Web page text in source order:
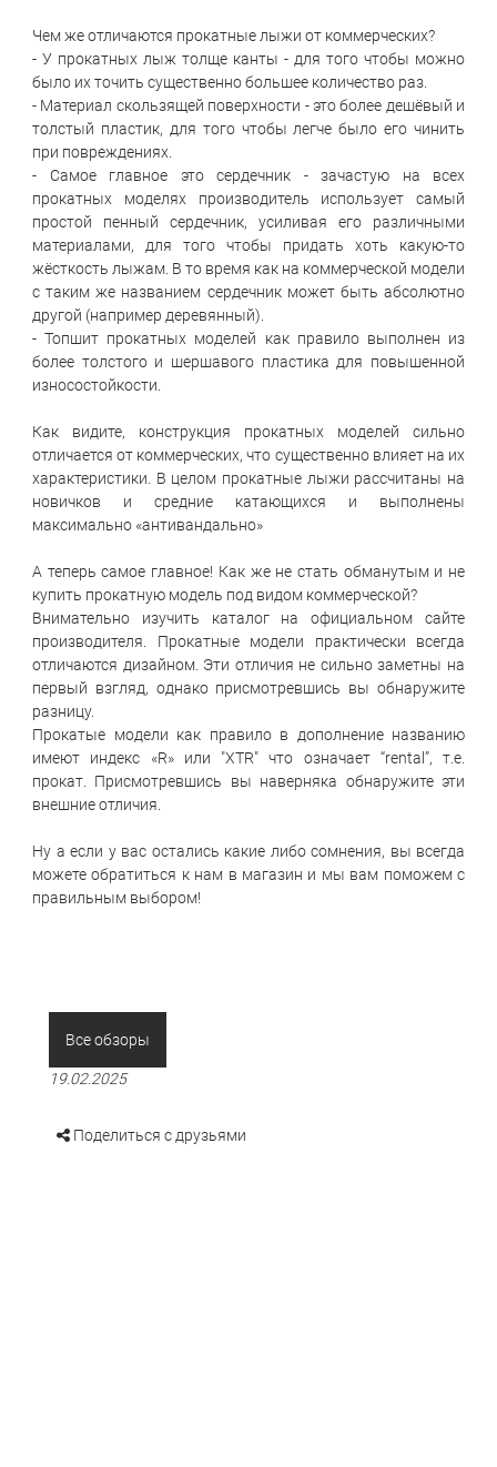
Чем же отличаются прокатные лыжи от коммерческих?
- У прокатных лыж толще канты - для того чтобы можно
было их точить существенно большее количество раз.
- Материал скользящей поверхности - это более дешёвый и
толстый пластик, для того чтобы легче было его чинить
при повреждениях.
- Самое главное это сердечник - зачастую на всех
прокатных моделях производитель использует самый
простой пенный сердечник, усиливая его различными
материалами, для того чтобы придать хоть какую-то
жёсткость лыжам. В то время как на коммерческой модели
с таким же названием сердечник может быть абсолютно
другой (например деревянный).
- Топшит прокатных моделей как правило выполнен из
более толстого и шершавого пластика для повышенной
износостойкости.
Как видите, конструкция прокатных моделей сильно
отличается от коммерческих, что существенно влияет на их
характеристики. В целом прокатные лыжи рассчитаны на
новичков и средние катающихся и выполнены
максимально «антивандально»
А теперь самое главное! Как же не стать обманутым и не
купить прокатную модель под видом коммерческой?
Внимательно изучить каталог на официальном сайте
производителя. Прокатные модели практически всегда
отличаются дизайном. Эти отличия не сильно заметны на
первый взгляд, однако присмотревшись вы обнаружите
разницу.
Прокатые модели как правило в дополнение названию
имеют индекс «R» или "XTR" что означает “rental”, т.е.
прокат. Присмотревшись вы наверняка обнаружите эти
внешние отличия.
Ну а если у вас остались какие либо сомнения, вы всегда
можете обратиться к нам в магазин и мы вам поможем с
правильным выбором!
Все обзоры
19.02.2025
Поделиться с друзьями